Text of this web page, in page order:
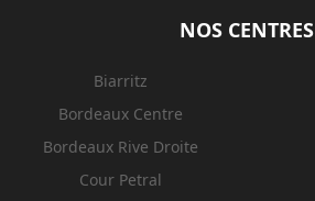
NOS CENTRES
Biarritz
Bordeaux Centre
Bordeaux Rive Droite
Cour Petral